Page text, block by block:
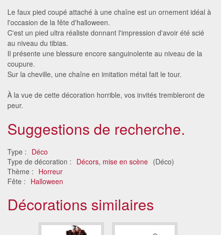
Le faux pied coupé attaché à une chaîne est un ornement idéal à
l'occasion de la fête d'halloween.
C'est un pied ultra réaliste donnant l'impression d'avoir été scié
au niveau du tibias.
Il présente une blessure encore sanguinolente au niveau de la
coupure.
Sur la cheville, une chaîne en imitation métal fait le tour.
À la vue de cette décoration horrible, vos invités trembleront de
peur.
Suggestions de recherche.
Type : Déco
Type de décoration : Décors, mise en scène (Déco)
Thème : Horreur
Fête : Halloween
Décorations similaires